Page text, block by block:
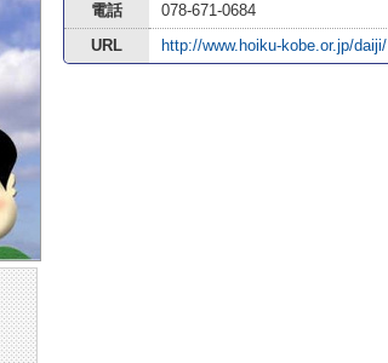
電話
078-671-0684
URL
http://www.hoiku-kobe.or.jp/daiji/